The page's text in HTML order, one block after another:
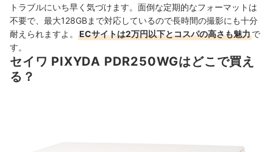
トラブルにいち早く気づけます。面倒な定期的なフォーマットは
不要で、最大128GBまで対応しているので長時間の撮影にも十分
耐えられますよ。
ECサイトは2万円以下とコスパの高さも魅力で
す。
セイワ PIXYDA PDR250WGはどこで買え
る？